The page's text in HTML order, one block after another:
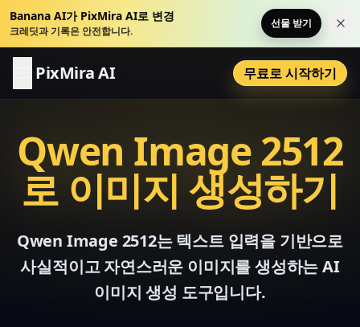
Banana AI가 PixMira AI로 변경
크레딧과 기록은 안전합니다.
선물 받기 이
PixMira AI 무료로 시작하기
Qwen Image 2512
로 이미지 생성하기
Qwen Image 2512는 텍스트 입력을 기반으로
사실적이고 자연스러운 이미지를 생성하는 AI
이미지 생성 도구입니다.